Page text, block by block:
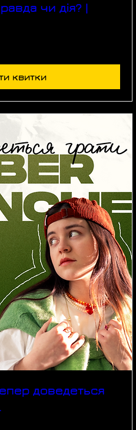
чи дія? |
квитки
доведеться